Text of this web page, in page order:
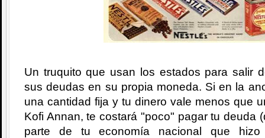
Un truquito que usan los estados para salir
sus deudas en su propia moneda. Si en la
una cantidad fija y tu dinero vale menos que
Kofi Annan, te costará "poco" pagar tu deuda
parte de tu economía nacional que